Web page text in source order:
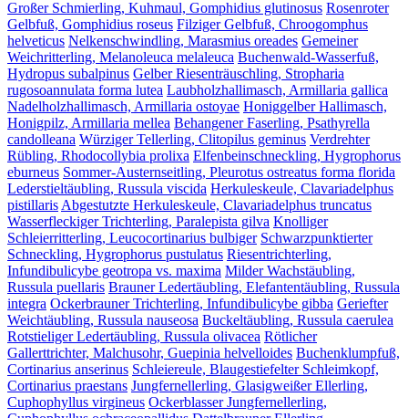
Großer Schmierling, Kuhmaul, Gomphidius glutinosus Rosenroter
Gelbfuß, Gomphidius roseus Filziger Gelbfuß, Chroogomphus
helveticus Nelkenschwindling, Marasmius oreades Gemeiner
Weichritterling, Melanoleuca melaleuca Buchenwald-Wasserfuß,
Hydropus subalpinus Gelber Riesenträuschling, Stropharia
rugosoannulata forma lutea Laubholzhallimasch, Armillaria gallica
Nadelholzhallimasch, Armillaria ostoyae Honiggelber Hallimasch,
Honigpilz, Armillaria mellea Behangener Faserling, Psathyrella
candolleana Würziger Tellerling, Clitopilus geminus Verdrehter
Rübling, Rhodocollybia prolixa Elfenbeinschneckling, Hygrophorus
eburneus Sommer-Austernseitling, Pleurotus ostreatus forma florida
Lederstieltäubling, Russula viscida Herkuleskeule, Clavariadelphus
pistillarisAbgestutzte Herkuleskeule, Clavariadelphus truncatus
Wasserfleckiger Trichterling, Paralepista gilva Knolliger
Schleierritterling, Leucocortinarius bulbiger Schwarzpunktierter
Schneckling, Hygrophorus pustulatus Riesentrichterling,
Infundibulicybe geotropa vs. maxima Milder Wachstäubling,
Russula puellaris Brauner Ledertäubling, Elefantentäubling, Russula
integra Ockerbrauner Trichterling, Infundibulicybe gibba Geriefter
Weichtäubling, Russula nauseosa Buckeltäubling, Russula caerulea
Rotstieliger Ledertäubling, Russula olivacea Rötlicher
Gallerttrichter, Malchusohr, Guepinia helvelloides Buchenklumpfuß,
Cortinarius anserinus Schleiereule, Blaugestiefelter Schleimkopf,
Cortinarius praestans Jungfernellerling, Glasigweißer Ellerling,
Cuphophyllus virgineus Ockerblasser Jungfernellerling,